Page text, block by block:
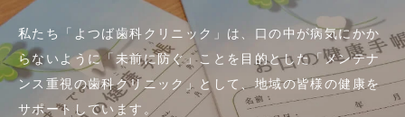
私たち「よつば歯科クリニック」は、口の中が病気にかか
らないように「未前に防ぐ」ことを目的とした「メンテナ
ンス重視の歯科クリニック」として、地域の皆様の健康を
サポートしています。